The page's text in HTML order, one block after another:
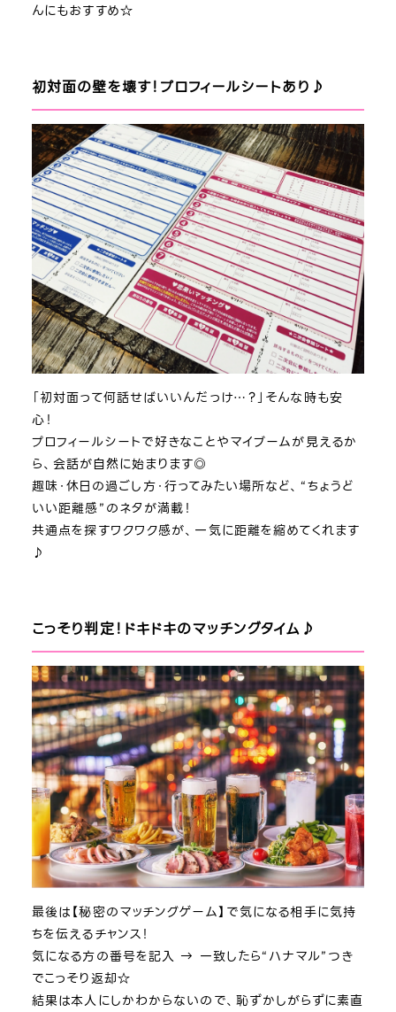
んにもおすすめ☆
初対面の壁を壊す！プロフィールシートあり♪
「初対面って何話せばいいんだっけ…？」そんな時も安
心！
プロフィールシートで好きなことやマイブームが見えるか
ら、会話が自然に始まります◎
趣味・休日の過ごし方・行ってみたい場所など、“ちょうど
いい距離感”のネタが満載！
共通点を探すワクワク感が、一気に距離を縮めてくれます
♪
こっそり判定！ドキドキのマッチングタイム♪
最後は【秘密のマッチングゲーム】で気になる相手に気持
ちを伝えるチャンス！
気になる方の番号を記入 → 一致したら“ハナマル”つき
でこっそり返却☆
結果は本人にしかわからないので、恥ずかしがらずに素直